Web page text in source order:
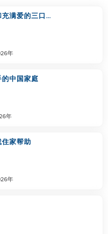
满爱的三口之
年
中国家庭
年
家帮助
年